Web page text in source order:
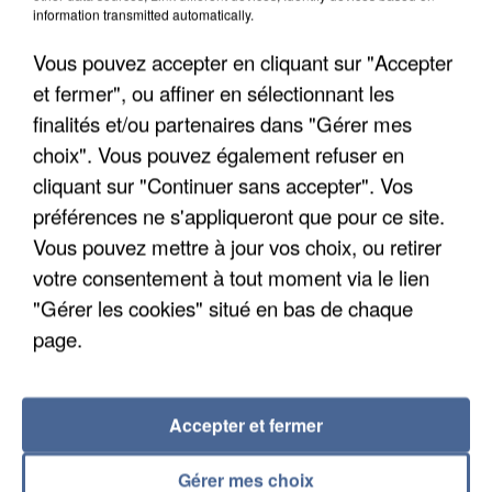
UNE TOURISTE DE L’OISE EMPORTÉE PAR UNE
COULÉE DE BOUE EN HAUTE-SAVOIE
information transmitted automatically.
Vous pouvez accepter en cliquant sur "Accepter
et fermer", ou affiner en sélectionnant les
finalités et/ou partenaires dans "Gérer mes
choix". Vous pouvez également refuser en
cliquant sur "Continuer sans accepter". Vos
préférences ne s'appliqueront que pour ce site.
Vous pouvez mettre à jour vos choix, ou retirer
votre consentement à tout moment via le lien
"Gérer les cookies" situé en bas de chaque
page.
Gérer mes choix
Accepter et fermer